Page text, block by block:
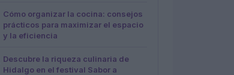
Cómo organizar la cocina: consejos
prácticos para maximizar el espacio
y la eficiencia
Descubre la riqueza culinaria de
Hidalgo en el festival Sabor a